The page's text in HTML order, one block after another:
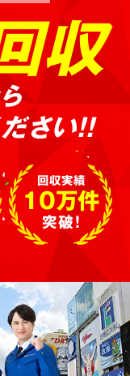
収
さい!!
回収実績
10万件
突破!